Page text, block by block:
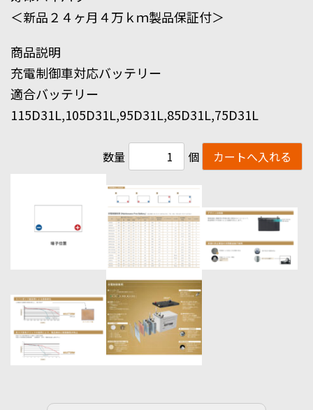
＜新品２４ヶ月４万ｋｍ製品保証付＞
商品説明
充電制御車対応バッテリー
適合バッテリー
115D31L,105D31L,95D31L,85D31L,75D31L
数量 個